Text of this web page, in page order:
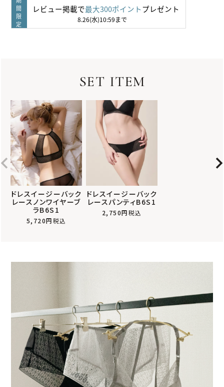
SET ITEM
ドレスイージーバック
レースノンワイヤーブ
ラB6S1
5,720 税込
ドレスイージーバック
レースパンティB6S1
2,750 税込